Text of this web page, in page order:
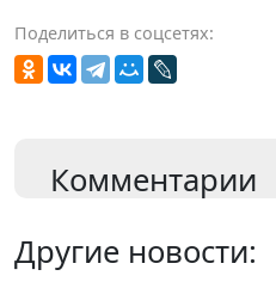
Поделиться в соцсетях:
Комментарии
Другие новости: